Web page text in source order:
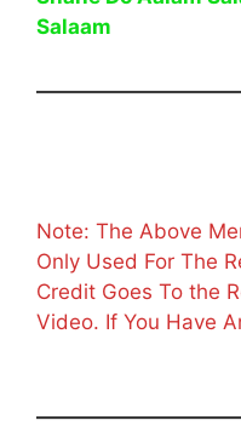
Salaam
Note: The Above
Only Used For The
Credit Goes To the
Video. If You Have